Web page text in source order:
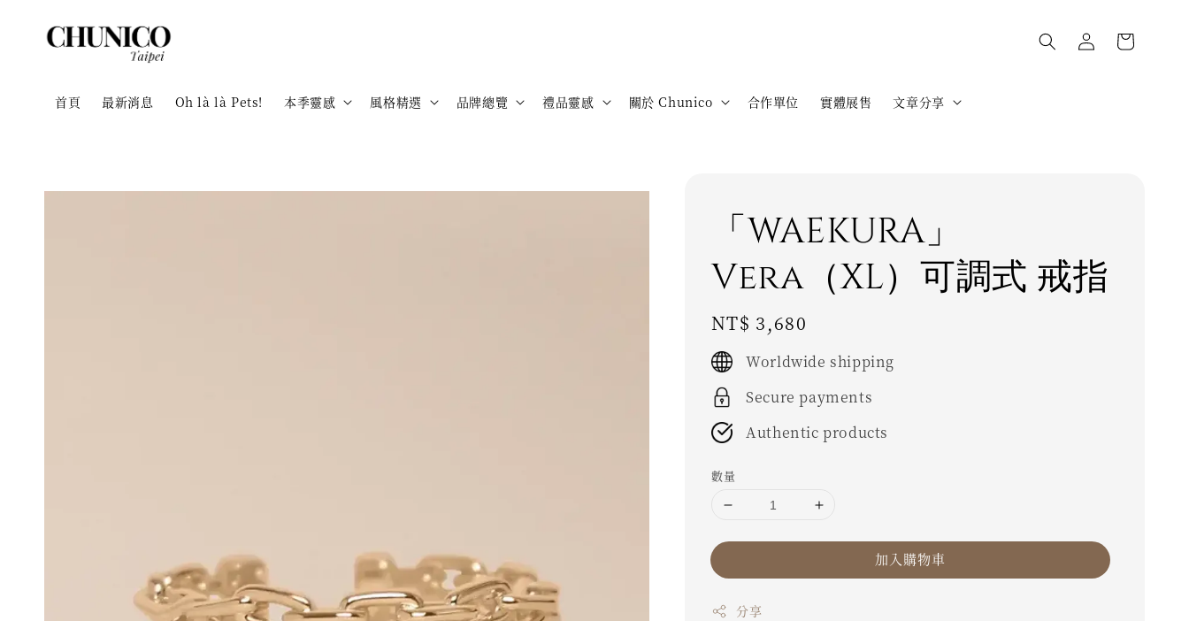
首頁 最新消息 Oh là là Pets! 本季靈感 風格精選 品牌總覽 禮品靈感 關於 Chunico 合作單位 實體展售 文章分享
「WAEKURA」
Vera（XL）可調式 戒指
Regular
price
NT$ 3,680
Worldwide shipping
Secure payments
Authentic products
數量
加入購物車
分享